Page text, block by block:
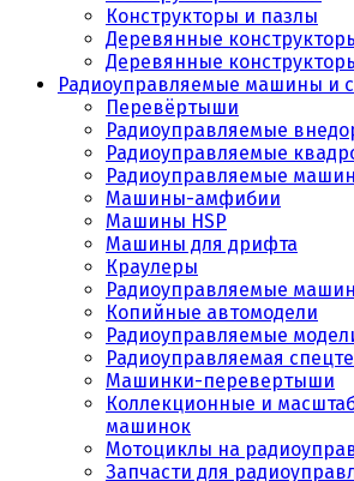
Конструкторы и пазлы
Деревянные
Деревянные
Радиоуправляемые машины и
Перевёртыши
Радиоуправляемые
Радиоуправляемые
Радиоуправляемые
Машины-амфибии
Машины HSP
Машины для дрифта
Краулеры
Радиоуправляемые
Копийные автомодели
Радиоуправляемые
Радиоуправляемая
Машинки-перевертыши
Коллекционные и
машинок
Мотоциклы на
Запчасти для